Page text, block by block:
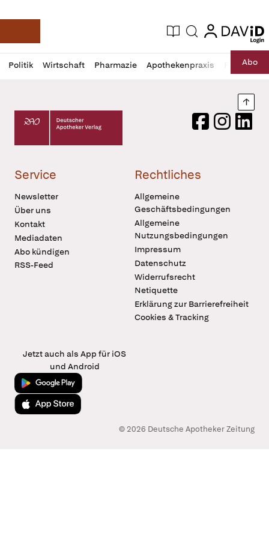
Deutsche Apotheker Zeitung
Aktuelle Ausgabe
Suche login
login
Politik Wirtschaft Pharmazie Apothekenpraxis RechtAbo
Profil
öffnen
Daz
Pur
Deutscher Apotheker Verlag Logo
FacebookInstagram
Service
Newsletter
Über uns
Kontakt
Mediadaten
Abo kündigen
RSS-Feed
Rechtliches
Allgemeine
Geschäftsbedingungen
Allgemeine
Nutzungsbedingungen
Impressum
Datenschutz
Widerrufsrecht
Netiquette
Erklärung zur Barrierefreiheit
Cookies & Tracking
Jetzt auch als App für iOS
und Android
Jetzt bei Google Play
Laden im App Store
© 2026 Deutsche Apotheker Zeitung